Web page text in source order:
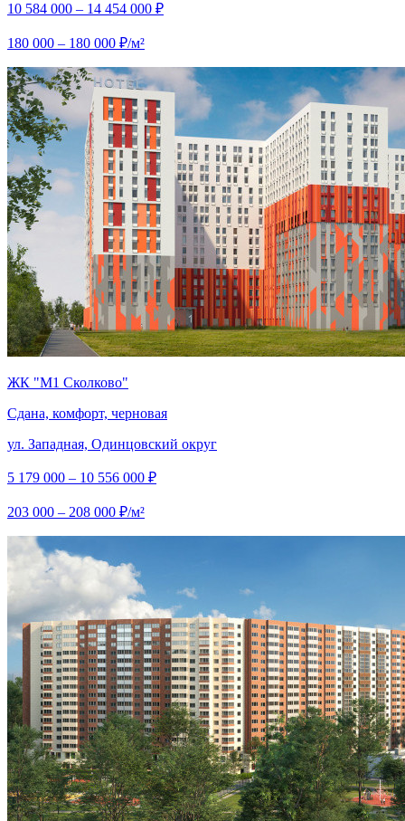
10 584 000 – 14 454 000 ₽
180 000 – 180 000 ₽/м²
ЖК "М1 Сколково"
Сдана, комфорт, черновая
ул. Западная, Одинцовский округ
5 179 000 – 10 556 000 ₽
203 000 – 208 000 ₽/м²